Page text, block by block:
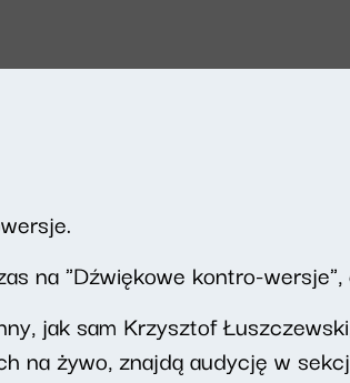
na "Dźwiękowe kontro-
jak sam Krzysztof
na żywo, znajdą audycję w